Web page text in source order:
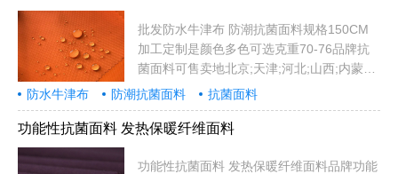
按要求订做颜色可按要求订染可售卖地全国
用途服装用布...
批发防水牛津布 防潮抗菌面料规格150CM
加工定制是颜色多色可选克重70-76品牌抗
菌面料可售卖地北京;天津;河北;山西;内蒙古;
辽宁;吉林;黑龙江;上海;江苏;浙江;安徽;福建;
江西;山东;河南;湖北;湖南;广东;广西;海南;重
庆;四川;贵州;云南;西藏;陕西;甘肃;青海;宁
防水牛津布 防潮抗菌面料 抗菌面料
功能性抗菌面料 发热保暖纤维面料
功能性抗菌面料 发热保暖纤维面料品牌功能